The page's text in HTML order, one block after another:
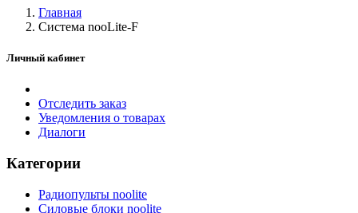
Главная
Система nooLite-F
Личный кабинет
Отследить заказ
Уведомления о товарах
Диалоги
Категории
Радиопульты noolite
Силовые блоки noolite